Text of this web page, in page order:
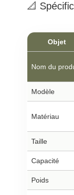
📐
Objet
Nom du
Modèle
Matériau
Taille
Capacité
Poids